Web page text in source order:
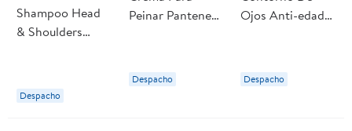
Shampoo Head
& Shoulders
Miel Y Aceites
Esenciales
Despacho
Peinar Pantene
Extrema Anti
Frizz
Despacho
Ojos Anti-edad
L'oreal Paris
Despacho